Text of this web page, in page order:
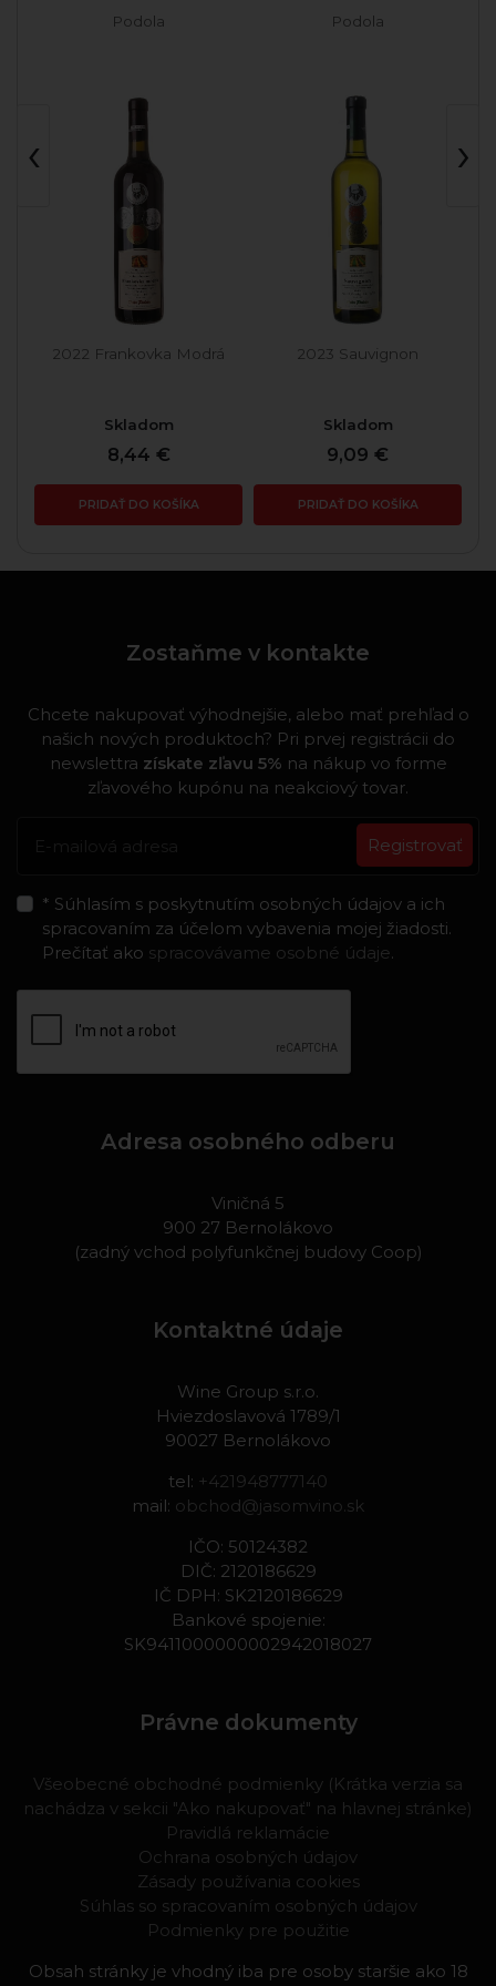
Podola
2022 Frankovka Modrá
Skladom
8,44 €
PRIDAŤ DO KOŠÍKA
Podola
2023 Sauvignon
Skladom
9,09 €
PRIDAŤ DO KOŠÍKA
‹ ›
Zostaňme v kontakte
Chcete nakupovať výhodnejšie, alebo mať prehľad o
našich nových produktoch? Pri prvej registrácii do
newslettra získate zľavu 5% na nákup vo forme
zľavového kupónu na neakciový tovar.
Registrovať
* Súhlasím s poskytnutím osobných údajov a ich
spracovaním za účelom vybavenia mojej žiadosti.
Prečítať ako spracovávame osobné údaje.
Adresa osobného odberu
Viničná 5
900 27 Bernolákovo
(zadný vchod polyfunkčnej budovy Coop)
Kontaktné údaje
Wine Group s.r.o.
Hviezdoslavová 1789/1
90027 Bernolákovo
tel: +421948777140
mail: obchod@jasomvino.sk
IČO: 50124382
DIČ: 2120186629
IČ DPH: SK2120186629
Bankové spojenie:
SK9411000000002942018027
Právne dokumenty
Všeobecné obchodné podmienky (Krátka verzia sa
nachádza v sekcii "Ako nakupovať" na hlavnej stránke)
Pravidlá reklamácie
Ochrana osobných údajov
Zásady používania cookies
Súhlas so spracovaním osobných údajov
Podmienky pre použitie
Obsah stránky je vhodný iba pre osoby staršie ako 18